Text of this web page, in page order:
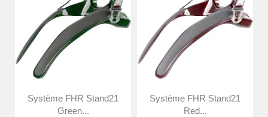
Système FHR Stand21
Green...
Système FHR Stand21
Red...